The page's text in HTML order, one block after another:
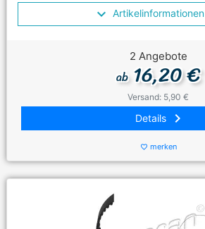
Artikelinformationen
2 Angebote
ab16,20 €
Versand: 5,90 €
Details keyboard_arrow_right
favorite_border merken